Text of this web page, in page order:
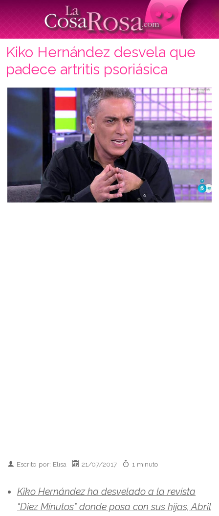
Kiko Hernández desvela que
padece artritis psoriásica
Escrito por: Elisa 21/07/2017 1 minuto
Kiko Hernández ha desvelado a la revista
"Diez Minutos" donde posa con sus hijas, Abril